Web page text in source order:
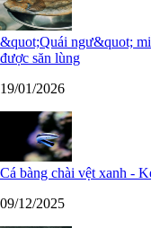
&quot;Quái ngư&quot;
được săn lùng
19/01/2026
Cá bàng chài vệt xanh -
09/12/2025